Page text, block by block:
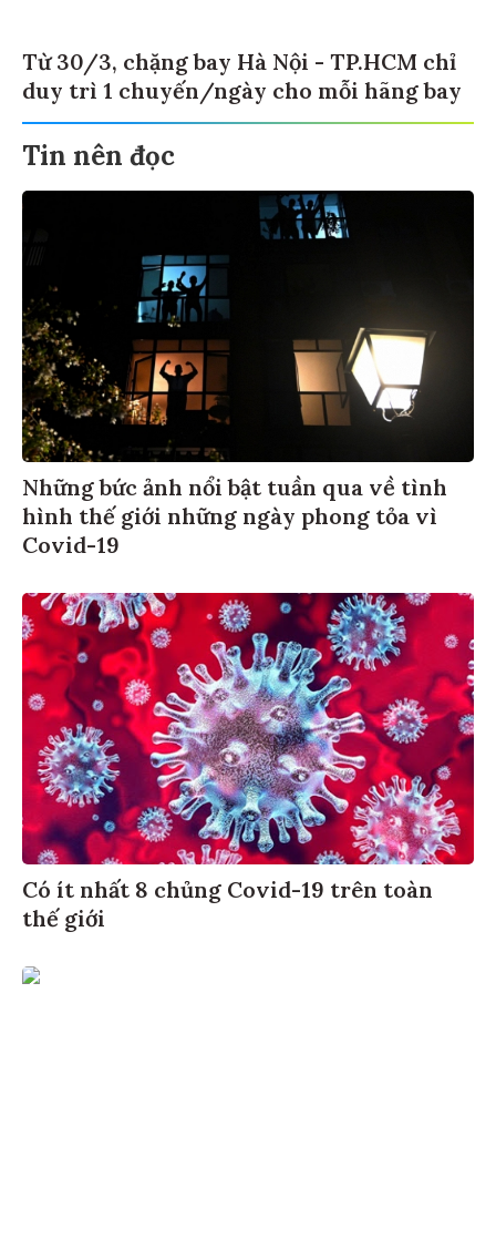
Từ 30/3, chặng bay Hà Nội - TP.HCM chỉ
duy trì 1 chuyến/ngày cho mỗi hãng bay
Tin nên đọc
Những bức ảnh nổi bật tuần qua về tình
hình thế giới những ngày phong tỏa vì
Covid-19
Có ít nhất 8 chủng Covid-19 trên toàn
thế giới